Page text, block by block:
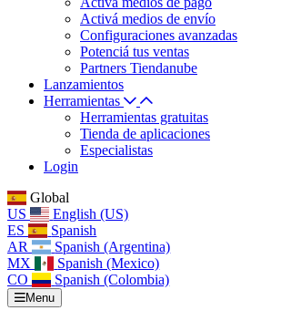
Activá medios de envío
Configuraciones avanzadas
Potenciá tus ventas
Partners Tiendanube
Lanzamientos
Herramientas
Herramientas gratuitas
Tienda de aplicaciones
Especialistas
Login
Global
US
English (US)
ES
Spanish
AR
Spanish (Argentina)
MX
Spanish (Mexico)
CO
Spanish (Colombia)
Menu